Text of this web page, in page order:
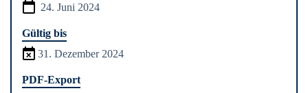
24. Juni 2024
Gültig bis
31. Dezember 2024
PDF-Export